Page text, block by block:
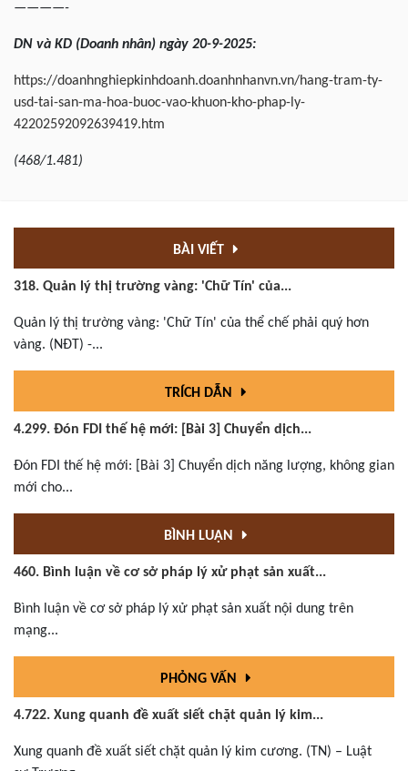
————-
DN và KD (Doanh nhân) ngày 20-9-2025:
https://doanhnghiepkinhdoanh.doanhnhanvn.vn/hang-tram-ty-
usd-tai-san-ma-hoa-buoc-vao-khuon-kho-phap-ly-
42202592092639419.htm
(468/1.481)
BÀI VIẾT
318. Quản lý thị trường vàng: 'Chữ Tín' của...
Quản lý thị trường vàng: 'Chữ Tín' của thể chế phải quý hơn
vàng. (NĐT) -...
TRÍCH DẪN
4.299. Đón FDI thế hệ mới: [Bài 3] Chuyển dịch...
Đón FDI thế hệ mới: [Bài 3] Chuyển dịch năng lượng, không gian
mới cho...
BÌNH LUẬN
460. Bình luận về cơ sở pháp lý xử phạt sản xuất...
Bình luận về cơ sở pháp lý xử phạt sản xuất nội dung trên
mạng...
PHỎNG VẤN
4.722. Xung quanh đề xuất siết chặt quản lý kim...
Xung quanh đề xuất siết chặt quản lý kim cương. (TN) – Luật